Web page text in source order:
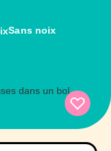
Sans noix